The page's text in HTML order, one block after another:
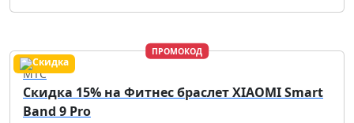
ПРОМОКОД
МТС
Скидка 15% на Фитнес браслет XIAOMI Smart
Band 9 Pro